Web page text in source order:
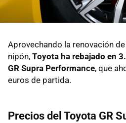
Aprovechando la renovación
nipón, Toyota ha rebajado en
GR Supra Performance, que
euros de partida.
Precios del Toyota GR